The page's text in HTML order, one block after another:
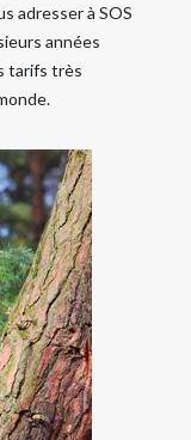
adresser à SOS
années
tarifs très